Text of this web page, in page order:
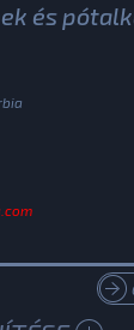
és